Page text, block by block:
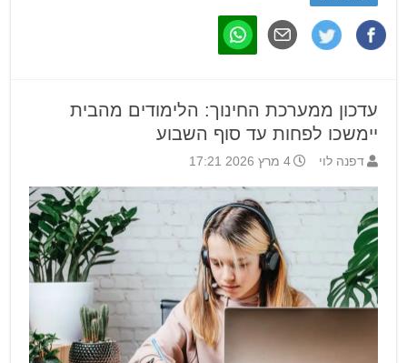
עדכון ממערכת החינוך: הלימודים מהבית
יימשכו לפחות עד סוף השבוע
דפנה לוי 4 מרץ 2026 17:21